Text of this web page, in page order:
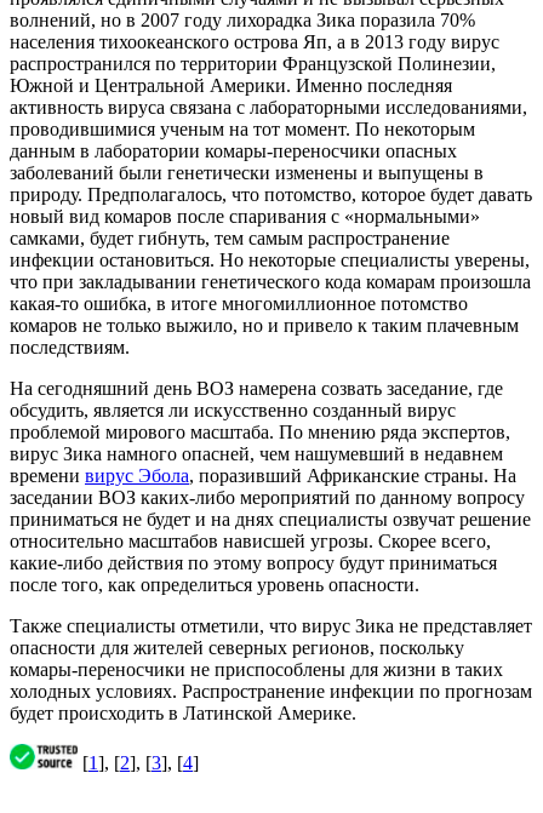
волнений, но в 2007 году лихорадка Зика поразила 70%
населения тихоокеанского острова Яп, а в 2013 году вирус
распространился по территории Французской Полинезии,
Южной и Центральной Америки. Именно последняя
активность вируса связана с лабораторными исследованиями,
проводившимися ученым на тот момент. По некоторым
данным в лаборатории комары-переносчики опасных
заболеваний были генетически изменены и выпущены в
природу. Предполагалось, что потомство, которое будет давать
новый вид комаров после спаривания с «нормальными»
самками, будет гибнуть, тем самым распространение
инфекции остановиться. Но некоторые специалисты уверены,
что при закладывании генетического кода комарам произошла
какая-то ошибка, в итоге многомиллионное потомство
комаров не только выжило, но и привело к таким плачевным
последствиям.
На сегодняшний день ВОЗ намерена созвать заседание, где
обсудить, является ли искусственно созданный вирус
проблемой мирового масштаба. По мнению ряда экспертов,
вирус Зика намного опасней, чем нашумевший в недавнем
времени вирус Эбола, поразивший Африканские страны. На
заседании ВОЗ каких-либо мероприятий по данному вопросу
приниматься не будет и на днях специалисты озвучат решение
относительно масштабов нависшей угрозы. Скорее всего,
какие-либо действия по этому вопросу будут приниматься
после того, как определиться уровень опасности.
Также специалисты отметили, что вирус Зика не представляет
опасности для жителей северных регионов, поскольку
комары-переносчики не приспособлены для жизни в таких
холодных условиях. Распространение инфекции по прогнозам
будет происходить в Латинской Америке.
[1], [2], [3], [4]